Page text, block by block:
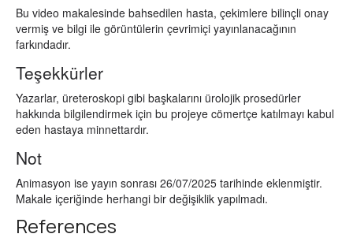
Bu video makalesinde bahsedilen hasta, çekimlere bilinçli onay
vermiş ve bilgi ile görüntülerin çevrimiçi yayınlanacağının
farkındadır.
Teşekkürler
Yazarlar, üreteroskopi gibi başkalarını ürolojik prosedürler
hakkında bilgilendirmek için bu projeye cömertçe katılmayı kabul
eden hastaya minnettardır.
Not
Animasyon ise yayın sonrası 26/07/2025 tarihinde eklenmiştir.
Makale içeriğinde herhangi bir değişiklik yapılmadı.
References